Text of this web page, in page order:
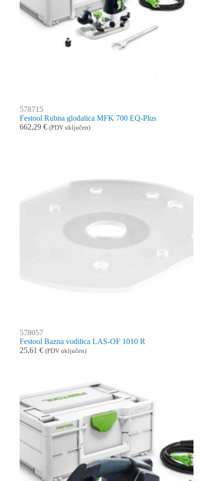
578715
Festool Rubna glodalica MFK 700 EQ-Plus
662,29 € (PDV uključen)
578057
Festool Bazna vodilica LAS-OF 1010 R
25,61 € (PDV uključen)